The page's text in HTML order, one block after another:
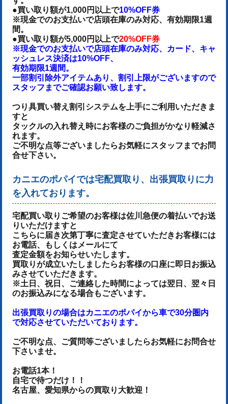
●買い取り額が1,000円以上で10%OFF券
※現金でのお支払いで店頭在庫のみ対応、有効期限1週
間。
●買い取り額が5,000円以上で20%OFF券
※現金でのお支払いで店頭在庫のみ対応、カード、キャ
ッシュレス決済は10%OFF、
有効期限1週間。
一部割引除外アイテムあり、割引上限がございますので
スタッフまでご確認お願い致します。
つり具買い替え割引システムを上手にご利用いただきま
すと
タックルの入れ替え時にお客様のご負担がかなり軽減さ
れます。
ご不明な点等ございましたらお気軽にスタッフまでお問
合せ下さい。
カニエのポパイでは宅配買取り、出張買取りに力
を入れております。
宅配買い取りご希望のお客様は佐川急便の着払いでお送
りいただけますと
こちらに届き次第丁寧に査定させていただきお客様には
お電話、もしくはメールにて
査定金額をお知らせいたします。
買取りが成立いたしましたらお客様の口座に即日お振込
みさせていただきます。
※土日、祝日、ご連絡した時間によっては翌日、翌々日
のお振込みになる場合もございます。
出張買取りの場合はカニエのポパイから車で30分圏内
で対応させていただいております。
ご不明な点、ご質問等ございましたらお気軽にお問合せ
下さいませ。
お電話1本！
自宅で待つだけ！！
名古屋、愛知県からの買取り大歓迎！